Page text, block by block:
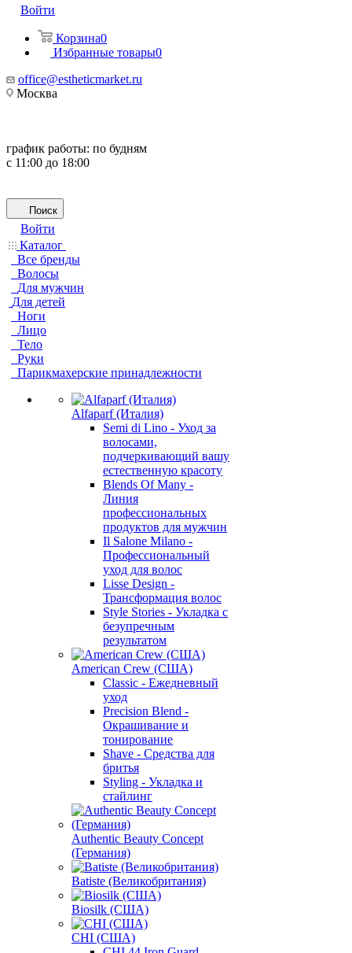
Войти
Корзина0
Избранные товары0
office@estheticmarket.ru
Москва
график работы: по будням
с 11:00 до 18:00
Поиск
Войти
Каталог
Все бренды
Волосы
Для мужчин
Для детей
Ноги
Лицо
Тело
Руки
Парикмахерские принадлежности
Alfaparf (Италия)
Semi di Lino - Уход за
волосами,
подчеркивающий вашу
естественную красоту
Blends Of Many -
Линия
профессиональных
продуктов для мужчин
Il Salone Milano -
Профессиональный
уход для волос
Lisse Design -
Трансформация волос
Style Stories - Укладка с
безупречным
результатом
American Crew (США)
Classic - Ежедневный
уход
Precision Blend -
Окрашивание и
тонирование
Shave - Средства для
бритья
Styling - Укладка и
стайлинг
Authentic Beauty Concept
(Германия)
Batiste (Великобритания)
Biosilk (США)
CHI (США)